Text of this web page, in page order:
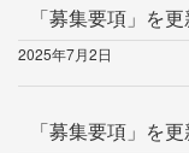
「募集要項」を
2025年7月2日
「募集要項」を